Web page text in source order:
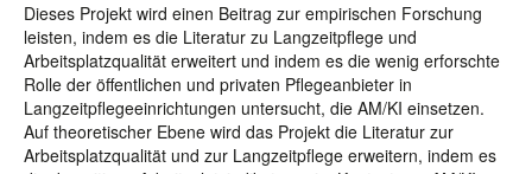
Dieses Projekt wird einen Beitrag zur empirischen Forschung
leisten, indem es die Literatur zu Langzeitpflege und
Arbeitsplatzqualität erweitert und indem es die wenig erforschte
Rolle der öffentlichen und privaten Pflegeanbieter in
Langzeitpflegeeinrichtungen untersucht, die AM/KI einsetzen.
Auf theoretischer Ebene wird das Projekt die Literatur zur
Arbeitsplatzqualität und zur Langzeitpflege erweitern, indem es